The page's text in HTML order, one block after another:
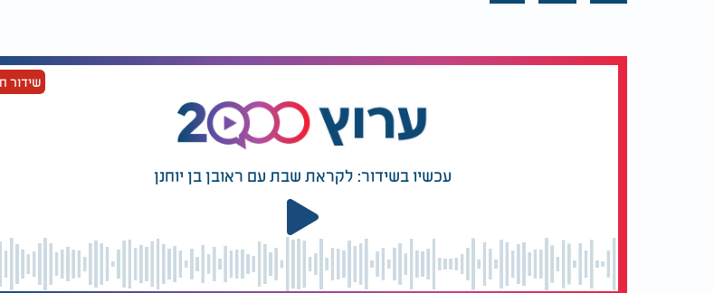
שידור
עכשיו בשידור: לקראת שבת עם ראובן בן יוחנן